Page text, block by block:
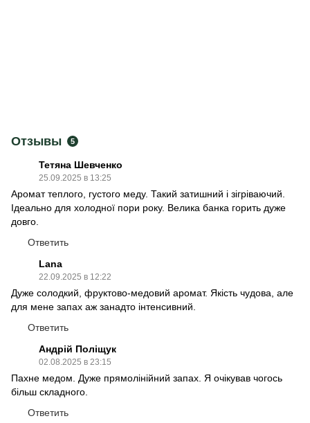
Отзывы 5
Тетяна Шевченко
25.09.2025 в 13:25
Аромат теплого, густого меду. Такий затишний і зігріваючий.
Ідеально для холодної пори року. Велика банка горить дуже
довго.
Ответить
Lana
22.09.2025 в 12:22
Дуже солодкий, фруктово-медовий аромат. Якість чудова, але
для мене запах аж занадто інтенсивний.
Ответить
Андрій Поліщук
02.08.2025 в 23:15
Пахне медом. Дуже прямолінійний запах. Я очікував чогось
більш складного.
Ответить